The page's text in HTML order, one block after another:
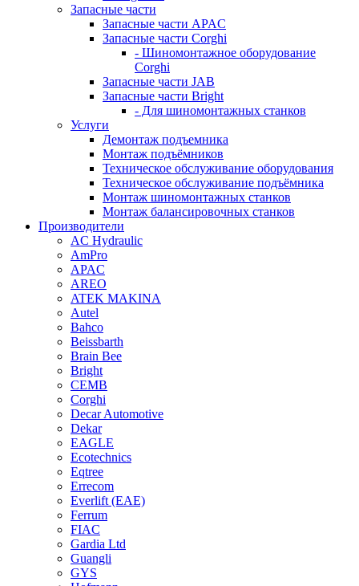
Запасные части
Запасные части APAC
Запасные части Corghi
- Шиномонтажное оборудование
Corghi
Запасные части JAB
Запасные части Bright
- Для шиномонтажных станков
Услуги
Демонтаж подъемника
Монтаж подъёмников
Техническое обслуживание оборудования
Техническое обслуживание подъёмника
Монтаж шиномонтажных станков
Монтаж балансировочных станков
Производители
AC Hydraulic
AmPro
APAC
AREO
ATEK MAKINA
Autel
Bahco
Beissbarth
Brain Bee
Bright
CEMB
Corghi
Decar Automotive
Dekar
EAGLE
Ecotechnics
Eqtree
Errecom
Everlift (EAE)
Ferrum
FIAC
Gardia Ltd
Guangli
GYS